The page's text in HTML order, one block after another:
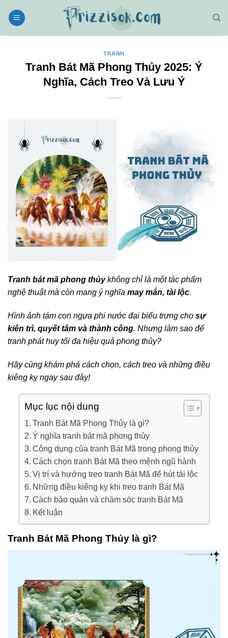
qua
TRANH
Tranh Bát Mã Phong Thủy 2025: Ý
Nghĩa, Cách Treo Và Lưu Ý
Tranh bát mã phong thủykhông chỉ là một tác phẩm
nghệ thuật mà còn mang ý nghĩa may mắn, tài lộc.
Hình ảnh tám con ngựa phi nước đại biểu trưng cho sự
kiên trì, quyết tâm và thành công. Nhưng làm sao để
tranh phát huy tối đa hiệu quả phong thủy?
Hãy cùng khám phá cách chọn, cách treo và những điều
kiêng kỵ ngay sau đây!
Mục lục nội dung
Tranh Bát Mã Phong Thủy là gì?
Ý nghĩa tranh bát mã phong thủy
Công dụng của tranh Bát Mã trong phong thủy
Cách chọn tranh Bát Mã theo mệnh ngũ hành
Vị trí và hướng treo tranh Bát Mã để hút tài lộc
Những điều kiêng kỵ khi treo tranh Bát Mã
Cách bảo quản và chăm sóc tranh Bát Mã
Kết luận
Tranh Bát Mã Phong Thủy là gì?